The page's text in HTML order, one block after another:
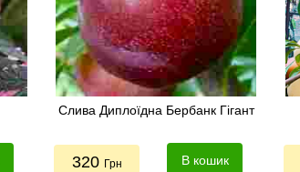
Слива Диплоїдна Бербанк Гігант
320 Грн В кошик